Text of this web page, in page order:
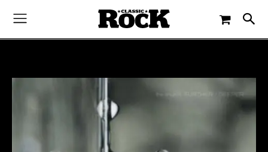
CLASSIC ROCK 12. JUNI 2015